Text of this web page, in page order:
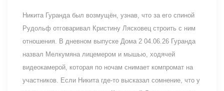
Никита Гуранда был возмущён, узнав, что за его спиной
Рудольф отговаривал Кристину Лясковец строить с ним
отношения. В дневном выпуске Дома 2 04.06.26 Гуранда
назвал Мелкумяна лицемером и мышью, ходячей
видеокамерой, которая по ночам снимает компромат на
участников. Если Никита где-то высказал сомнение, что у